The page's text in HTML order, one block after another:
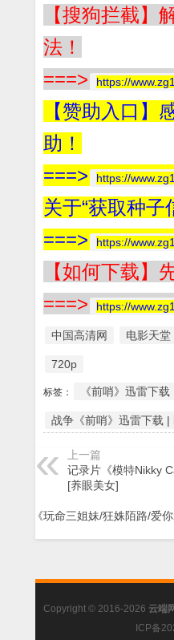
【搜狗拦截】
法！
===>
https://
【赞助入口】
助！
===>
https://
关于“获取种子
===>
https://
【如何下载】
===>
https://
中国高清网 电影天堂
720p
标签： 《前哨》迅雷下载
战争《前哨》迅雷下载
上一篇
记录片《模特Nikky
[养眼美女]
喜剧《玩命三姐妹/狂姝陌路/爱
Copyright © 2016-2026 云端
ICP备